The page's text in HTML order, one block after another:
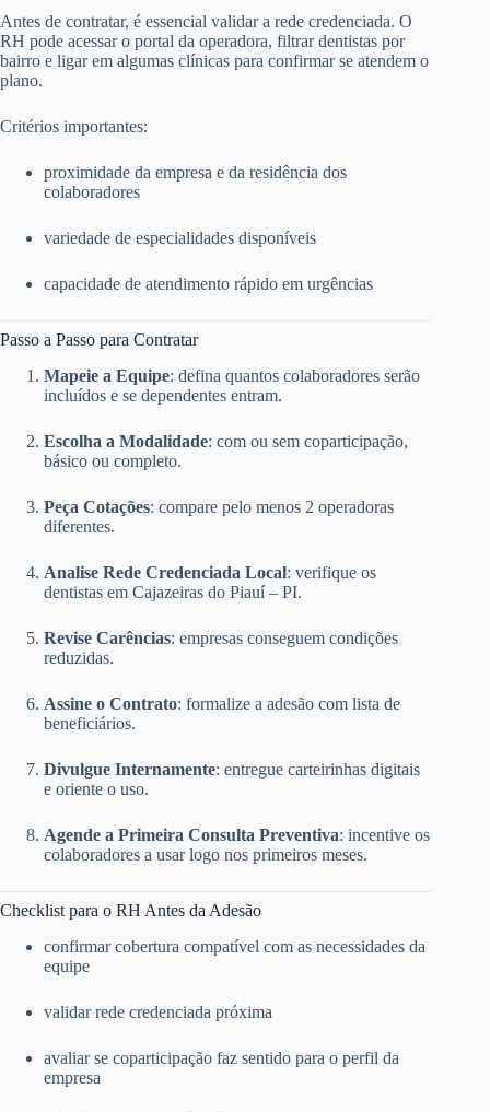
Antes de contratar, é essencial validar a rede credenciada. O
RH pode acessar o portal da operadora, filtrar dentistas por
bairro e ligar em algumas clínicas para confirmar se atendem o
plano.
Critérios importantes:
proximidade da empresa e da residência dos
colaboradores
variedade de especialidades disponíveis
capacidade de atendimento rápido em urgências
Passo a Passo para Contratar
Mapeie a Equipe: defina quantos colaboradores serão
incluídos e se dependentes entram.
Escolha a Modalidade: com ou sem coparticipação,
básico ou completo.
Peça Cotações: compare pelo menos 2 operadoras
diferentes.
Analise Rede Credenciada Local: verifique os
dentistas em Cajazeiras do Piauí – PI.
Revise Carências: empresas conseguem condições
reduzidas.
Assine o Contrato: formalize a adesão com lista de
beneficiários.
Divulgue Internamente: entregue carteirinhas digitais
e oriente o uso.
Agende a Primeira Consulta Preventiva: incentive os
colaboradores a usar logo nos primeiros meses.
Checklist para o RH Antes da Adesão
confirmar cobertura compatível com as necessidades da
equipe
validar rede credenciada próxima
avaliar se coparticipação faz sentido para o perfil da
empresa